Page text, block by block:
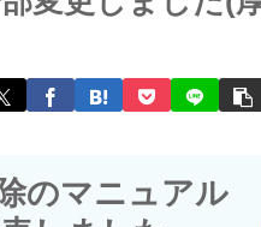
のマニュアル